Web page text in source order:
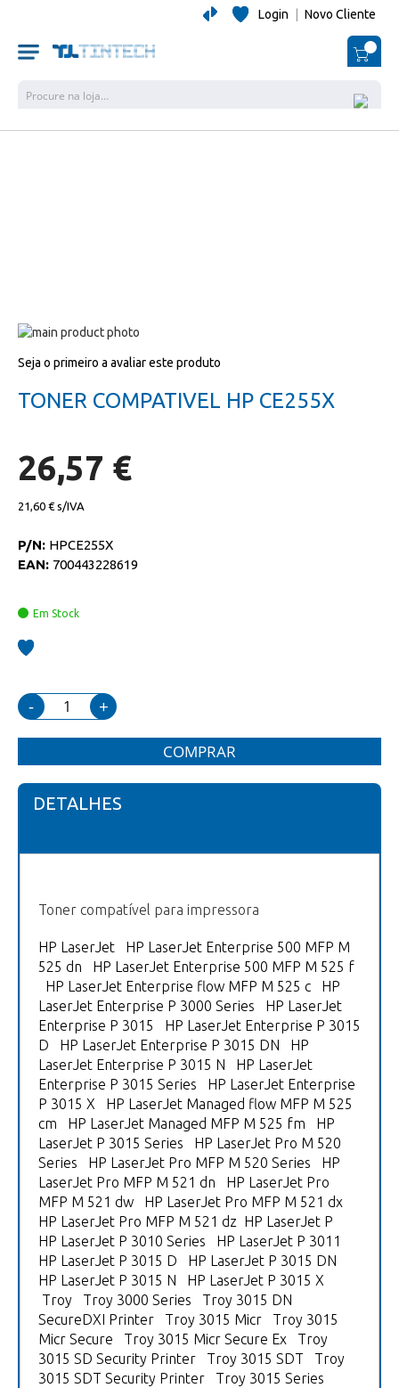
Login Novo Cliente
O
Salte
o
imagens
para
início
de
imagens
Seja o primeiro a avaliar este produto
TONER COMPATIVEL HP CE255X
26,57 €
21,60 €
P/N: HPCE255X
EAN: 700443228619
Em Stock
- +
COMPRAR
DETALHES
Toner compatível para impressora
HP LaserJet HP LaserJet Enterprise 500 MFP M
525 dn HP LaserJet Enterprise 500 MFP M 525 f
HP LaserJet Enterprise flow MFP M 525 c HP
LaserJet Enterprise P 3000 Series HP LaserJet
Enterprise P 3015 HP LaserJet Enterprise P 3015
D HP LaserJet Enterprise P 3015 DN HP
LaserJet Enterprise P 3015 N HP LaserJet
Enterprise P 3015 Series HP LaserJet Enterprise
P 3015 X HP LaserJet Managed flow MFP M 525
cm HP LaserJet Managed MFP M 525 fm HP
LaserJet P 3015 Series HP LaserJet Pro M 520
Series HP LaserJet Pro MFP M 520 Series HP
LaserJet Pro MFP M 521 dn HP LaserJet Pro
MFP M 521 dw HP LaserJet Pro MFP M 521 dx
HP LaserJet Pro MFP M 521 dz HP LaserJet P
HP LaserJet P 3010 Series HP LaserJet P 3011
HP LaserJet P 3015 D HP LaserJet P 3015 DN
HP LaserJet P 3015 N HP LaserJet P 3015 X
Troy Troy 3000 Series Troy 3015 DN
SecureDXI Printer Troy 3015 Micr Troy 3015
Micr Secure Troy 3015 Micr Secure Ex Troy
3015 SD Security Printer Troy 3015 SDT Troy
3015 SDT Security Printer Troy 3015 Series